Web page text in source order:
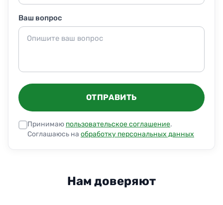
Ваш вопрос
ОТПРАВИТЬ
Принимаю пользовательское соглашение.
Соглашаюсь на обработку персональных данных
Нам доверяют